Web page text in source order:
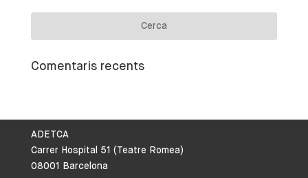
Comentaris recents
ADETCA
Carrer Hospital 51 (Teatre Romea)
08001 Barcelona